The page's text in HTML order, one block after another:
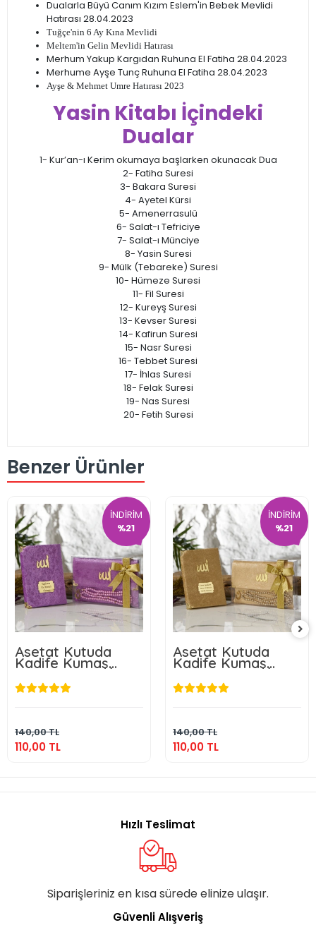
Dualarla Büyü Canım Kızım Eslem'in Bebek Mevlidi
Hatırası 28.04.2023
Tuğçe'nin 6 Ay Kına Mevlidi
Meltem'in Gelin Mevlidi Hatırası
Merhum Yakup Kargıdan Ruhuna El Fatiha 28.04.2023
Merhume Ayşe Tunç Ruhuna El Fatiha 28.04.2023
Ayşe & Mehmet Umre Hatırası 2023
Yasin Kitabı İçindeki
Dualar
1- Kur’an-ı Kerim okumaya başlarken okunacak Dua
2- Fatiha Suresi
3- Bakara Suresi
4- Ayetel Kürsi
5- Amenerrasulü
6- Salat-ı Tefriciye
7- Salat-ı Münciye
8- Yasin Suresi
9- Mülk (Tebareke) Suresi
10- Hümeze Suresi
11- Fil Suresi
12- Kureyş Suresi
13- Kevser Suresi
14- Kafirun Suresi
15- Nasr Suresi
16- Tebbet Suresi
17- İhlas Suresi
18- Felak Suresi
19- Nas Suresi
20- Fetih Suresi
Benzer Ürünler
İNDİRİM
%21
Asetat Kutuda
Kadife Kumaş
Kaplı Çanta + İnci
Lila Renkli Kadife
Yasin Kitabı Ve
140,00 TL
110,00 TL
110,00 TL
İNDİRİM
%21
Asetat Kutuda
Kadife Kumaş
Kaplı Çanta + İnci
Gold Renkli Kadife
Yasin Kitabı Ve
140,00 TL
110,00 TL
110,00 TL
Hızlı Teslimat
Siparişleriniz en kısa sürede elinize ulaşır.
Güvenli Alışveriş